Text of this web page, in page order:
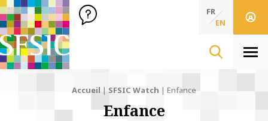
SFSIC Société Française des Sciences de l'Information & de
Société Française des Sciences de
FR
EN
Accueil | SFSIC Watch | Enfance
Enfance